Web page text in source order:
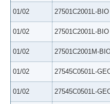
01/02 27501C2001L-
01/02 27501C2001L-
01/02 27501C2001M-
01/02 27545C0501L-
01/02 27545C0501L-